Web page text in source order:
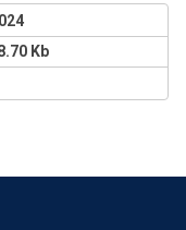
Kb